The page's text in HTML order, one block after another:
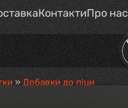
КонтактиПро нас
» Добавки до піци